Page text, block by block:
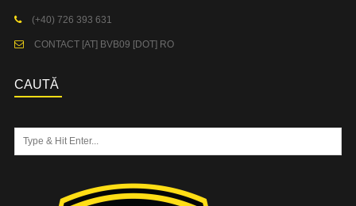
(+40) 726 393 631
CONTACT [AT] BVB09 [DOT] RO
CAUTĂ